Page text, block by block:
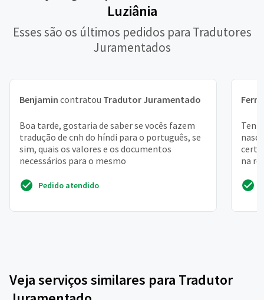
Luziânia
Esses são os últimos pedidos para Tradutores
Juramentados
Benjamin contratou Tradutor Juramentado
Boa tarde, gostaria de saber se vocês fazem
tradução de cnh do híndi para o português, se
sim, quais os valores e os documentos
necessários para o mesmo
Pedido atendido
na
Veja serviços similares para Tradutor